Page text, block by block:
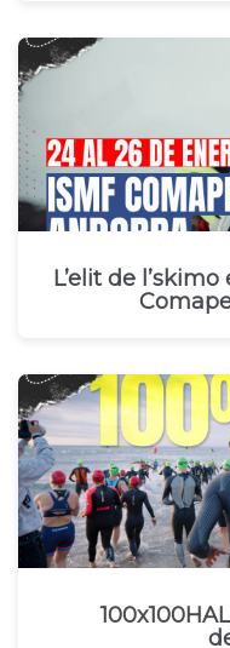
L’elit de